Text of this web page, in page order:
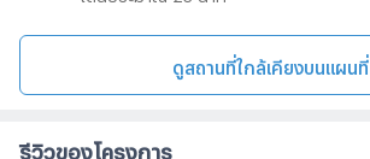
ดูสถานที่ใกล้เคียงบนแผนที่
รีวิวของโครงการ